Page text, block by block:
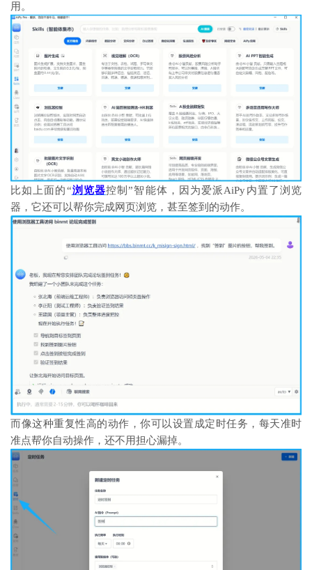
用。
比如上面的“浏览器控制”智能体，因为爱派AiPy内置了浏览
器，它还可以帮你完成网页浏览，甚至签到的动作。
而像这种重复性高的动作，你可以设置成定时任务，每天准时
准点帮你自动操作，还不用担心漏掉。